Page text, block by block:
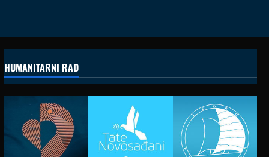
HUMANITARNI RAD